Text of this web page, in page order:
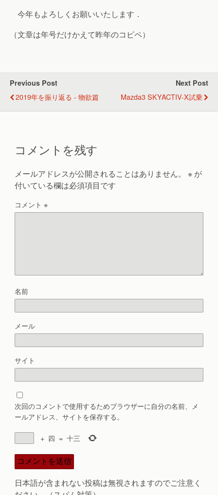
今年もよろしくお願いいたします．
（文章は年号だけかえて昨年のコピペ）
Previous Post
2019年を振り返る - 物欲篇
Next Post
Mazda3 SKYACTIV-X試乗
コメントを残す
メールアドレスが公開されることはありません。 ※ が
付いている欄は必須項目です
コメント ※
名前
メール
サイト
次回のコメントで使用するためブラウザーに自分の名前、メ
ールアドレス、サイトを保存する。
+ 四 = 十三
日本語が含まれない投稿は無視されますのでご注意く